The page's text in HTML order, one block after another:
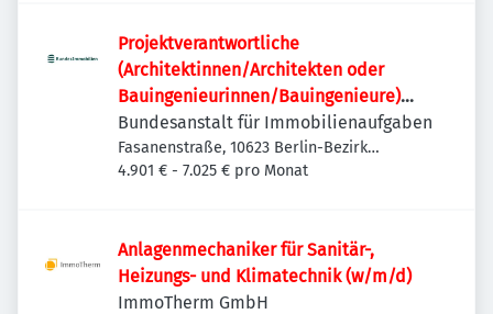
Projektverantwortliche
(Architektinnen/Architekten oder
Bauingenieurinnen/Bauingenieure)
(w/m/d)
Bundesanstalt für Immobilienaufgaben
Fasanenstraße, 10623 Berlin-Bezirk
Charlottenburg-Wilmersdorf, Deutschland
4.901 € - 7.025 € pro Monat
Anlagenmechaniker für Sanitär-,
Heizungs- und Klimatechnik (w/m/d)
ImmoTherm GmbH